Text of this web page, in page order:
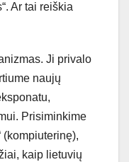
Ar tai reiškia
Ji privalo
naujų
Prisiminkime
(kompiuterinę),
kaip lietuvių